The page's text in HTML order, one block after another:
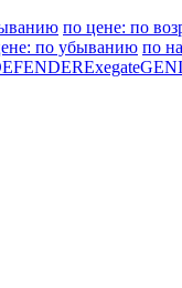
по цене: по
по убыванию по
Exegate